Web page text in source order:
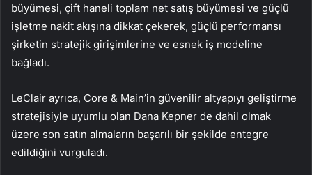
büyümesi, çift haneli toplam net satış büyümesi ve güçlü
işletme nakit akışına dikkat çekerek, güçlü performansı
şirketin stratejik girişimlerine ve esnek iş modeline
bağladı.
LeClair ayrıca, Core & Main’in güvenilir altyapıyı geliştirme
stratejisiyle uyumlu olan Dana Kepner de dahil olmak
üzere son satın almaların başarılı bir şekilde entegre
edildiğini vurguladı.